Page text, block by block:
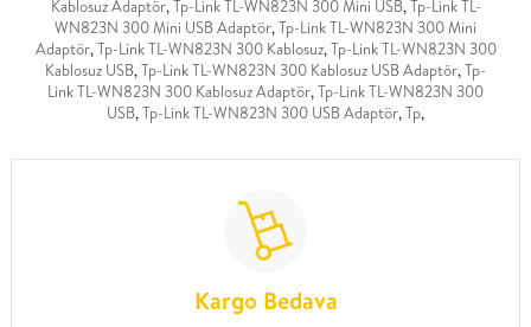
Kablosuz Adaptör,Tp-Link TL-WN823N 300 Mini USB,Tp-Link TL-
WN823N 300 Mini USB Adaptör,Tp-Link TL-WN823N 300 Mini
Adaptör,Tp-Link TL-WN823N 300 Kablosuz,Tp-Link TL-WN823N 300
Kablosuz USB,Tp-Link TL-WN823N 300 Kablosuz USB Adaptör,Tp-
Link TL-WN823N 300 Kablosuz Adaptör,Tp-Link TL-WN823N 300
USB,Tp-Link TL-WN823N 300 USB Adaptör,Tp,
Kargo Bedava